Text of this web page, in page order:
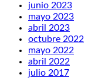
junio 2023
mayo 2023
abril 2023
octubre 2022
mayo 2022
abril 2022
julio 2017